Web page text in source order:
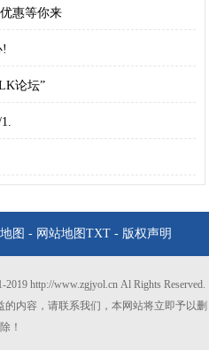
惠等你来
!
论坛”
图 - 网站地图 TXT- 版权声明
http://www.zgjyol.cn Al Rights Reserved.
内容，请联系我们，本网站将立即予以删
除！